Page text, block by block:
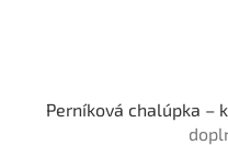
Perníková chalúpka –